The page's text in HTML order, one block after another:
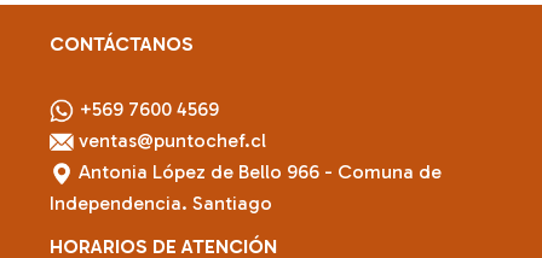
CONTÁCTANOS
+569 7600 4569
ventas@puntochef.cl
Antonia López de Bello 966 - Comuna de
Independencia. Santiago
HORARIOS DE ATENCIÓN